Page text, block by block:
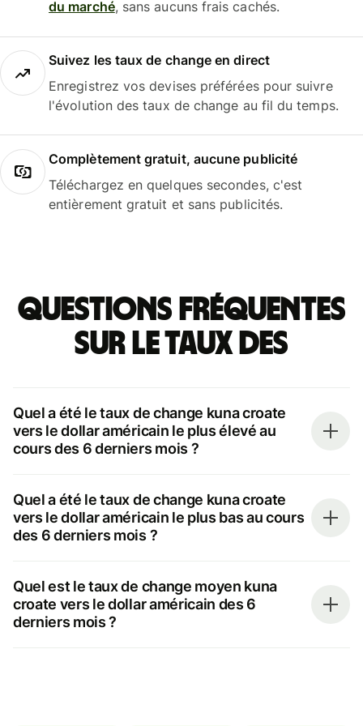
du marché, sans aucuns frais cachés.
Suivez les taux de change en direct
Enregistrez vos devises préférées pour suivre
l'évolution des taux de change au fil du temps.
Complètement gratuit, aucune publicité
Téléchargez en quelques secondes, c'est
entièrement gratuit et sans publicités.
Questions fréquentes
sur le taux des
Quel a été le taux de change kuna croate
vers le dollar américain le plus élevé au
cours des 6 derniers mois ?
Quel a été le taux de change kuna croate
vers le dollar américain le plus bas au cours
des 6 derniers mois ?
Quel est le taux de change moyen kuna
croate vers le dollar américain des 6
derniers mois ?